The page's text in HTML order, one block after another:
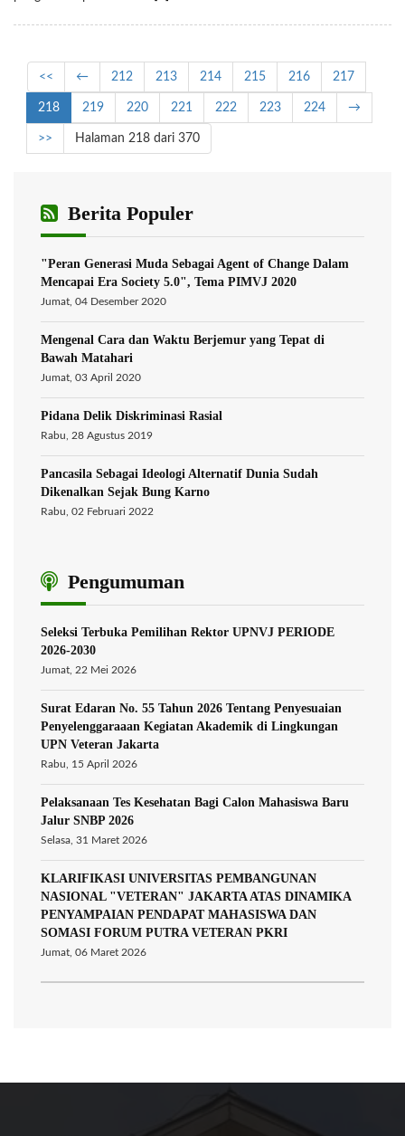
<< ← 212 213 214 215 216 217
218 219 220 221 222 223 224 →
>> Halaman 218 dari 370
Berita Populer
"Peran Generasi Muda Sebagai Agent of Change Dalam
Mencapai Era Society 5.0", Tema PIMVJ 2020
Jumat, 04 Desember 2020
Mengenal Cara dan Waktu Berjemur yang Tepat di
Bawah Matahari
Jumat, 03 April 2020
Pidana Delik Diskriminasi Rasial
Rabu, 28 Agustus 2019
Pancasila Sebagai Ideologi Alternatif Dunia Sudah
Dikenalkan Sejak Bung Karno
Rabu, 02 Februari 2022
Pengumuman
Seleksi Terbuka Pemilihan Rektor UPNVJ PERIODE
2026-2030
Jumat, 22 Mei 2026
Surat Edaran No. 55 Tahun 2026 Tentang Penyesuaian
Penyelenggaraaan Kegiatan Akademik di Lingkungan
UPN Veteran Jakarta
Rabu, 15 April 2026
Pelaksanaan Tes Kesehatan Bagi Calon Mahasiswa Baru
Jalur SNBP 2026
Selasa, 31 Maret 2026
KLARIFIKASI UNIVERSITAS PEMBANGUNAN
NASIONAL "VETERAN" JAKARTA ATAS DINAMIKA
PENYAMPAIAN PENDAPAT MAHASISWA DAN
SOMASI FORUM PUTRA VETERAN PKRI
Jumat, 06 Maret 2026